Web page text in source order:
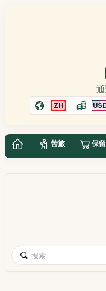
ZH
苦旅 保留